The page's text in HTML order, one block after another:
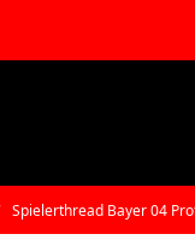
Spielerthread Bayer 04